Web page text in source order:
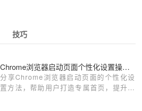
技巧
Chrome浏览器启动页面个性化设置操作教程
分享Chrome浏览器启动页面的个性化设
置方法，帮助用户打造专属首页，提升浏